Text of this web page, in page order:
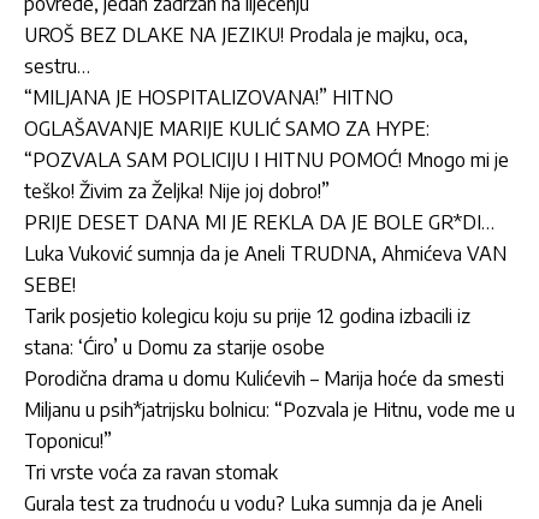
UROŠ BEZ DLAKE NA JEZIKU! Prodala je majku, oca,
sestru…
“MILJANA JE HOSPITALIZOVANA!” HITNO
OGLAŠAVANJE MARIJE KULIĆ SAMO ZA HYPE:
“POZVALA SAM POLICIJU I HITNU POMOĆ! Mnogo mi je
teško! Živim za Željka! Nije joj dobro!”
PRIJE DESET DANA MI JE REKLA DA JE BOLE GR*DI…
Luka Vuković sumnja da je Aneli TRUDNA, Ahmićeva VAN
SEBE!
Tarik posjetio kolegicu koju su prije 12 godina izbacili iz
stana: ‘Ćiro’ u Domu za starije osobe
Porodična drama u domu Kulićevih – Marija hoće da smesti
Miljanu u psih*jatrijsku bolnicu: “Pozvala je Hitnu, vode me u
Toponicu!”
Tri vrste voća za ravan stomak
Gurala test za trudnoću u vodu? Luka sumnja da je Aneli